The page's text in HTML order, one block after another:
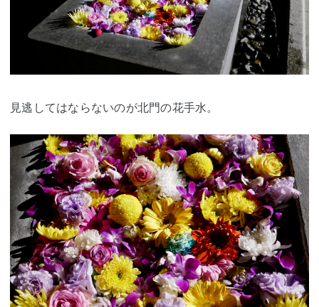
見逃してはならないのが北門の花手水。